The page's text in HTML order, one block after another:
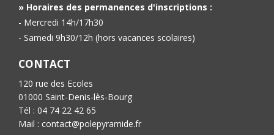
» Horaires des permanences d'inscriptions :
- Mercredi 14h/17h30
- Samedi 9h30/12h (hors vacances scolaires)
CONTACT
120 rue des Ecoles
01000 Saint-Denis-lès-Bourg
Tél : 04 74 22 42 65
Mail : contact@polepyramide.fr